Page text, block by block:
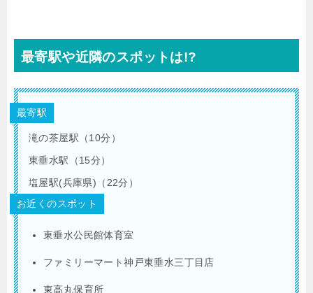
最寄駅や近隣のスポットは!?
最寄駅
滝の茶屋駅（10分）
東垂水駅（15分）
塩屋駅(兵庫県)（22分）
お近くのスポット
東垂水公民館体育室
ファミリーマート神戸東垂水三丁目店
東高丸保育所